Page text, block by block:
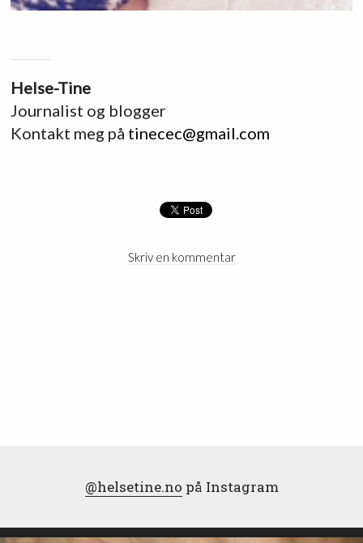
Helse-Tine
Journalist og blogger
Kontakt meg på tinecec@gmail.com
Skriv en kommentar
@helsetine.no på Instagram